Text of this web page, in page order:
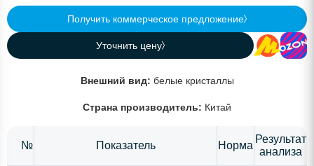
Получить коммерческое предложение
Уточнить цену
Внешний вид: белые кристаллы
Страна производитель: Китай
№ Показатель Норма
Результат
анализа